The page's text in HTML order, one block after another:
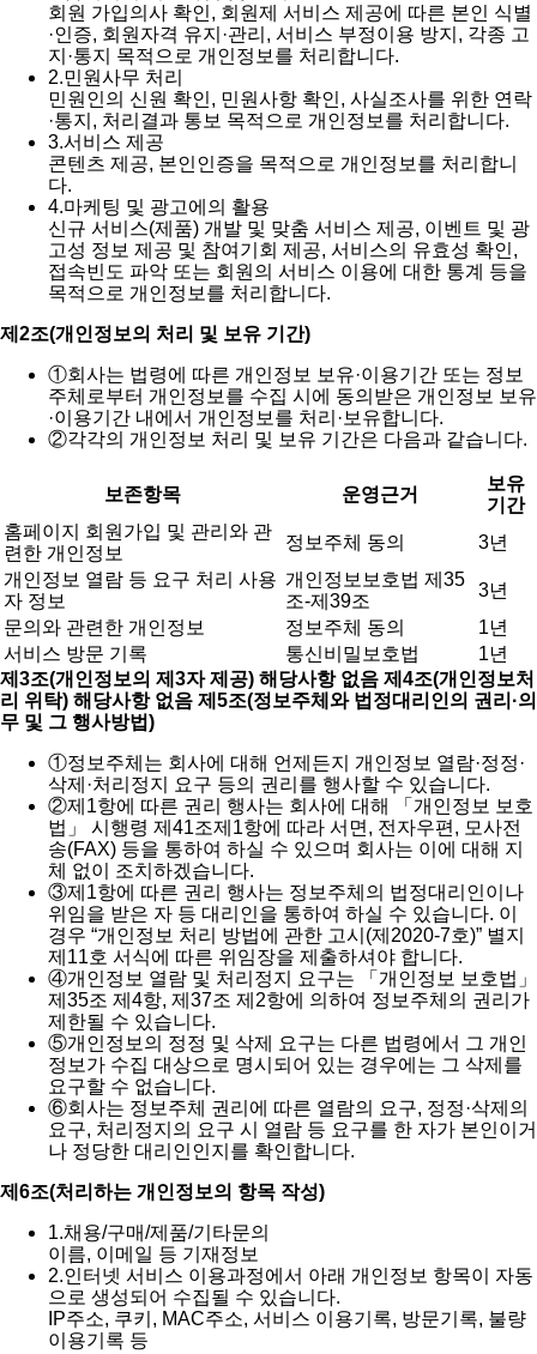
회원 가입의사 확인, 회원제 서비스 제공에 따른 본인 식별
·인증, 회원자격 유지·관리, 서비스 부정이용 방지, 각종 고
지·통지 목적으로 개인정보를 처리합니다.
2.민원사무 처리
민원인의 신원 확인, 민원사항 확인, 사실조사를 위한 연락
·통지, 처리결과 통보 목적으로 개인정보를 처리합니다.
3.서비스 제공
콘텐츠 제공, 본인인증을 목적으로 개인정보를 처리합니
다.
4.마케팅 및 광고에의 활용
신규 서비스(제품) 개발 및 맞춤 서비스 제공, 이벤트 및 광
고성 정보 제공 및 참여기회 제공, 서비스의 유효성 확인,
접속빈도 파악 또는 회원의 서비스 이용에 대한 통계 등을
목적으로 개인정보를 처리합니다.
제2조(개인정보의 처리 및 보유 기간)
①회사는 법령에 따른 개인정보 보유·이용기간 또는 정보
주체로부터 개인정보를 수집 시에 동의받은 개인정보 보유
·이용기간 내에서 개인정보를 처리·보유합니다.
②각각의 개인정보 처리 및 보유 기간은 다음과 같습니다.
보존항목 운영근거
보유
기간
홈페이지 회원가입 및 관리와 관
련한 개인정보
정보주체 동의
3년
개인정보 열람 등 요구 처리 사용
자 정보
개인정보보호법 제35
조-제39조
3년
문의와 관련한 개인정보
정보주체 동의
1년
서비스 방문 기록
통신비밀보호법
1년
제3조(개인정보의 제3자 제공) 해당사항 없음 제4조(개인정보처
리 위탁) 해당사항 없음 제5조(정보주체와 법정대리인의 권리·의
무 및 그 행사방법)
①정보주체는 회사에 대해 언제든지 개인정보 열람·정정·
삭제·처리정지 요구 등의 권리를 행사할 수 있습니다.
②제1항에 따른 권리 행사는 회사에 대해 「개인정보 보호
법」 시행령 제41조제1항에 따라 서면, 전자우편, 모사전
송(FAX) 등을 통하여 하실 수 있으며 회사는 이에 대해 지
체 없이 조치하겠습니다.
③제1항에 따른 권리 행사는 정보주체의 법정대리인이나
위임을 받은 자 등 대리인을 통하여 하실 수 있습니다. 이
경우 “개인정보 처리 방법에 관한 고시(제2020-7호)” 별지
제11호 서식에 따른 위임장을 제출하셔야 합니다.
④개인정보 열람 및 처리정지 요구는 「개인정보 보호법」
제35조 제4항, 제37조 제2항에 의하여 정보주체의 권리가
제한될 수 있습니다.
⑤개인정보의 정정 및 삭제 요구는 다른 법령에서 그 개인
정보가 수집 대상으로 명시되어 있는 경우에는 그 삭제를
요구할 수 없습니다.
⑥회사는 정보주체 권리에 따른 열람의 요구, 정정·삭제의
요구, 처리정지의 요구 시 열람 등 요구를 한 자가 본인이거
나 정당한 대리인인지를 확인합니다.
제6조(처리하는 개인정보의 항목 작성)
1.채용/구매/제품/기타문의
이름, 이메일 등 기재정보
2.인터넷 서비스 이용과정에서 아래 개인정보 항목이 자동
으로 생성되어 수집될 수 있습니다.
IP주소, 쿠키, MAC주소, 서비스 이용기록, 방문기록, 불량
이용기록 등